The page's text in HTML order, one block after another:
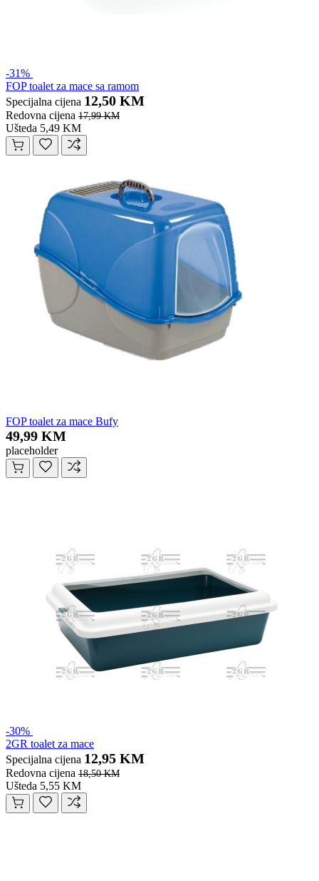
-31%
FOP toalet za mace sa ramom
Specijalna cijena 12,50 KM
Redovna cijena 17,99 KM
Ušteda 5,49 KM
FOP toalet za mace Bufy
49,99 KM
placeholder
-30%
2GR toalet za mace
Specijalna cijena 12,95 KM
Redovna cijena 18,50 KM
Ušteda 5,55 KM